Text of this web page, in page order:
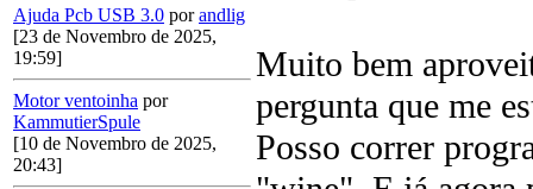
Ajuda Pcb USB 3.0 porandlig
[23 de Novembro de 2025,
19:59]
Motor ventoinha por
KammutierSpule
[10 de Novembro de 2025,
20:43]
Muito bem
pergunta que me
Posso correr